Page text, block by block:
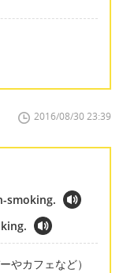
2016/08/30 23:39
smoking.
やカフェなど）